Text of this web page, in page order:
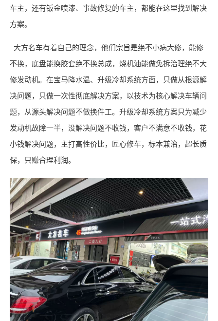
车主，还有钣金喷漆、事故修复的车主，都能在这里找到解决
方案。
大方名车有着自己的理念，他们宗旨是绝不小病大修，能修
不换，底盘能换胶套绝不换总成，烧机油能做免拆治理绝不大
修发动机。在宝马降水温、升级冷却系统方面，只做从根源解
决问题，只做一次性彻底解决方案，以技术为核心解决车辆问
题，从源头解决问题不做换件工。升级冷却系统方案只为减少
发动机故障一半，没解决问题不收钱，客户不满意不收钱，花
小钱解决问题，主打高性价比，匠心修车，标本兼治，超长质
保，只赚合理利润。